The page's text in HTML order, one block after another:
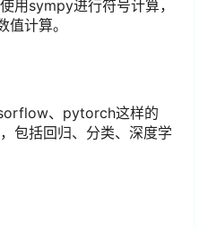
用sympy进行符号计算，
计算。
、pytorch这样的
包括回归、分类、深度学